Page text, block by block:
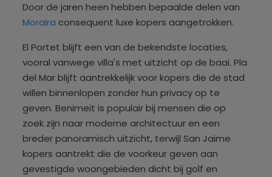
Door de jaren heen hebben bepaalde delen van
Moraira consequent luxe kopers aangetrokken.
El Portet blijft een van de bekendste locaties,
vooral vanwege villa's met uitzicht op de baai. Pla
del Mar blijft aantrekkelijk voor kopers die de stad
willen binnenlopen zonder hun privacy op te
geven. Benimeit is populair bij mensen die op
zoek zijn naar moderne architectuur en een
breder panoramisch uitzicht, terwijl San Jaime
kopers aantrekt die de voorkeur geven aan
gevestigde woongebieden dicht bij golf en